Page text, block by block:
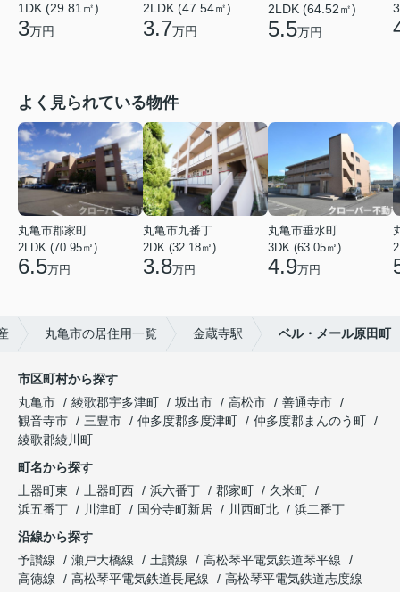
1DK (29.81㎡)
3万円
2LDK (47.54㎡)
3.7万円
2LDK (64.52㎡)
5.5万円
よく見られている物件
丸亀市郡家町
2LDK (70.95㎡)
6.5万円
丸亀市九番丁
2DK (32.18㎡)
3.8万円
丸亀市垂水町
3DK (63.05㎡)
4.9万円
丸亀市の居住用一覧 金蔵寺駅 ベル・メール原田町
市区町村から探す
丸亀市
綾歌郡宇多津町 坂出市 高松市
善通寺市
観音寺市
三豊市 仲多度郡多度津町
仲多度郡まんのう町
綾歌郡綾川町
町名から探す
土器町東
土器町西 浜六番丁 郡家町
久米町
浜五番丁
川津町 国分寺町新居 川西町北
浜二番丁
沿線から探す
予讃線
瀬戸大橋線 土讃線
高松琴平電気鉄道琴平線
高徳線
高松琴平電気鉄道長尾線
高松琴平電気鉄道志度線